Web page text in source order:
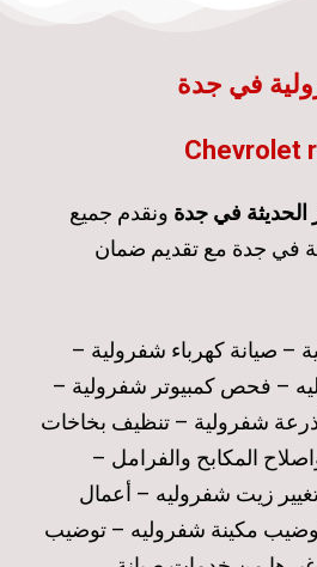
في جدة
Chevrolet
الحديثة في جدة ونقدم جميع
في جدة مع تقديم ضمان
– صيانة كهرباء شفرولية –
– فحص كمبيوتر شفرولية –
شفرولية – تنظيف بخاخات
المكابح والفرامل –
زيت شفروليه – أعمال
مكينة شفروليه – توضيب